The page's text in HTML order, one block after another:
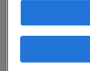
prezzo